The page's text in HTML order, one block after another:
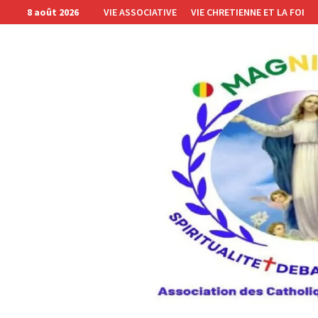
Passer
au
8 août 2026 VIE ASSOCIATIVE VIE CHRETIENNE ET LA FOI